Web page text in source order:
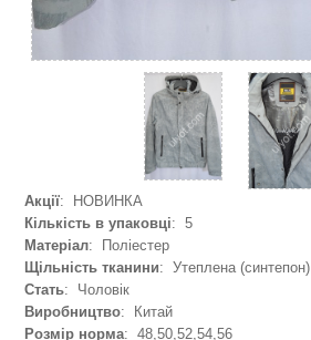
Акції: НОВИНКА
Кількість в упаковці: 5
Матеріал: Поліестер
Щільність тканини: Утеплена (синтепон)
Стать: Чоловік
Виробництво: Китай
Розмір норма: 48,50,52,54,56